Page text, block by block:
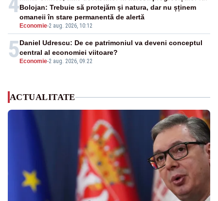
Economie-2 aug. 2026, 10:12
Bolojan: Trebuie să protejăm și natura, dar nu șținem
omaneii în stare permanentă de alertă
5 Economie-2 aug. 2026, 09:22
Daniel Udrescu: De ce patrimoniul va deveni conceptul
central al economiei viitoare?
ACTUALITATE